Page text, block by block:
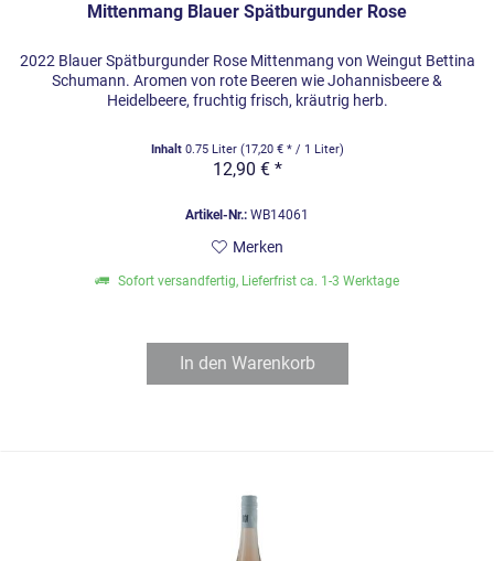
Mittenmang Blauer Spätburgunder Rose
2022 Blauer Spätburgunder Rose Mittenmang von Weingut Bettina
Schumann. Aromen von rote Beeren wie Johannisbeere &
Heidelbeere, fruchtig frisch, kräutrig herb.
Inhalt 0.75 Liter (17,20 € * / 1 Liter)
12,90 € *
Artikel-Nr.: WB14061
Merken
Sofort versandfertig, Lieferfrist ca. 1-3 Werktage
In den Warenkorb